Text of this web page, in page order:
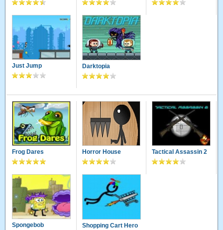
Just Jump Darktopia
Frog Dares Horror House Tactical Assassin 2
Spongebob
Shopping Cart Hero